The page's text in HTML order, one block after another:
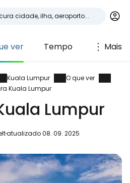
ver Tempo Mais
Kuala Lumpur
O que ver
Kuala Lumpur
Lumpur
atualizado 08. 09. 2025
no
de viajantes
com o Google
com o Facebook